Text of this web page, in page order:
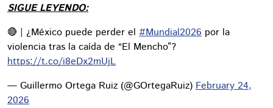
SIGUE LEYENDO:
🔴 | ¿México puede perder el #Mundial2026 por la
violencia tras la caída de “El Mencho”?
https://t.co/i8eDx2mUjL
— Guillermo Ortega Ruiz (@GOrtegaRuiz) February 24,
2026